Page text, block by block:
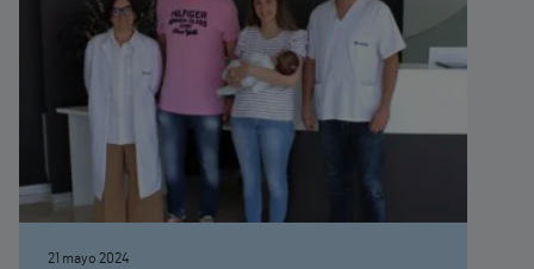
21 mayo 2024